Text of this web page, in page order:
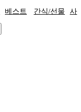
베스트 간식/선물 사